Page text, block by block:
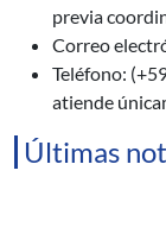
previa
Correo
Teléfono:
atiende
Últimas